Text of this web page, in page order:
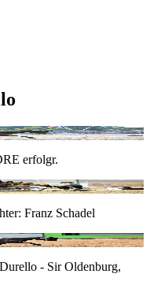
erfolgr.
Franz Schadel
- Sir Oldenburg,